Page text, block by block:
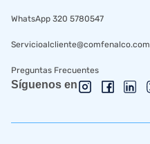
Síguenos en
WhatsApp 320 5780547
Servicioalcliente@comfenalco.com
Preguntas Frecuentes